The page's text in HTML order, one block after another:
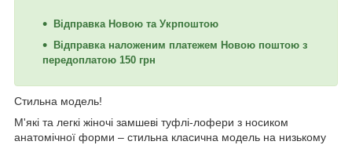
Відправка Новою та Укрпоштою
Відправка наложеним платежем Новою поштою з
передоплатою 150 грн
Стильна модель!
М'які та легкі жіночі замшеві туфлі-лофери з носиком
анатомічної форми – стильна класична модель на низькому